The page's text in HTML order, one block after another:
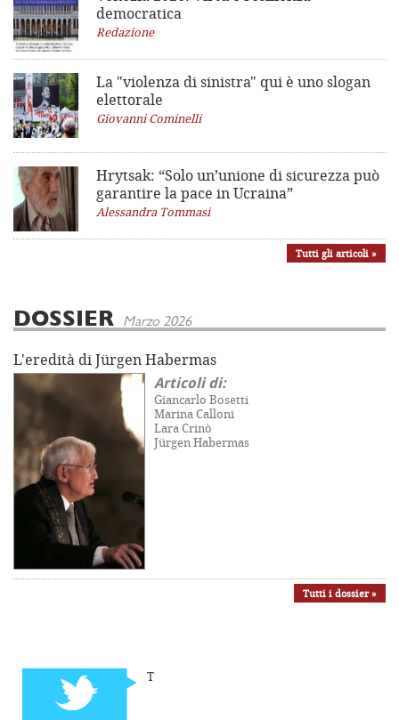
democratica
Redazione
La "violenza di sinistra" qui è uno slogan
elettorale
Giovanni Cominelli
Hrytsak: “Solo un’unione di sicurezza può
garantire la pace in Ucraina”
Alessandra Tommasi
Tutti gli articoli »
DOSSIER Marzo 2026
L'eredità di Jürgen Habermas
Articoli di:
Giancarlo Bosetti
Marina Calloni
Lara Crinò
Jürgen Habermas
Tutti i dossier »
T